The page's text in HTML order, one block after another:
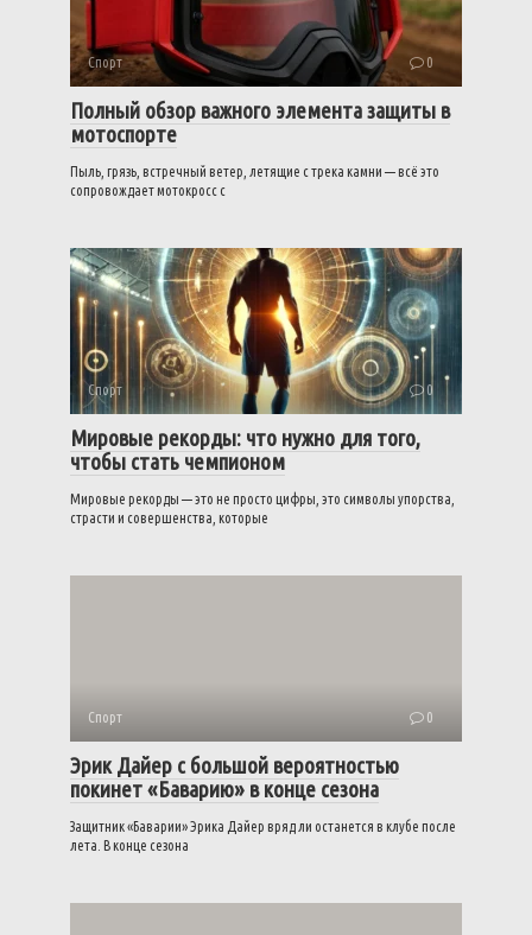
Спорт 0
Полный обзор важного элемента защиты в
мотоспорте
Пыль, грязь, встречный ветер, летящие с трека камни — всё это
сопровождает мотокросс с
Спорт 0
Мировые рекорды: что нужно для того,
чтобы стать чемпионом
Мировые рекорды — это не просто цифры, это символы упорства,
страсти и совершенства, которые
Спорт 0
Эрик Дайер с большой вероятностью
покинет «Баварию» в конце сезона
Защитник «Баварии» Эрика Дайер вряд ли останется в клубе после
лета. В конце сезона